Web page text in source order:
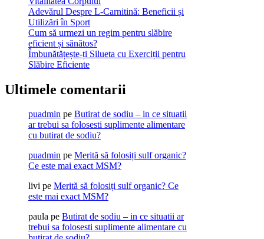
Adevărul Despre L-Carnitină: Beneficii și
Utilizări în Sport
Cum să urmezi un regim pentru slăbire
eficient și sănătos?
Îmbunătățește-ți Silueta cu Exerciții pentru
Slăbire Eficiente
Ultimele comentarii
puadmin pe Butirat de sodiu – in ce situatii
ar trebui sa folosesti suplimente alimentare
cu butirat de sodiu?
puadmin pe Merită să folosiți sulf organic?
Ce este mai exact MSM?
livi pe Merită să folosiți sulf organic? Ce
este mai exact MSM?
paula pe Butirat de sodiu – in ce situatii ar
trebui sa folosesti suplimente alimentare cu